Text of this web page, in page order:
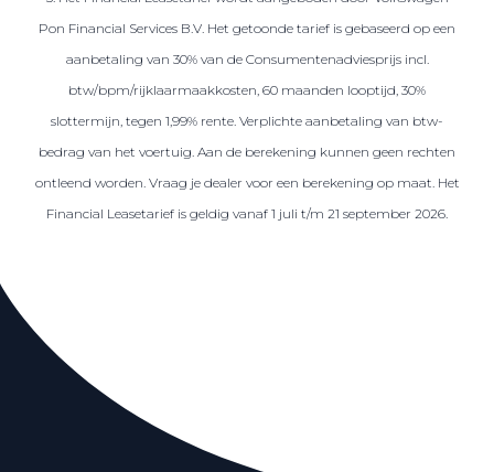
Pon Financial Services B.V. Het getoonde tarief is gebaseerd op een
aanbetaling van 30% van de Consumentenadviesprijs incl.
btw/bpm/rijklaarmaakkosten, 60 maanden looptijd, 30%
slottermijn, tegen 1,99% rente. Verplichte aanbetaling van btw-
bedrag van het voertuig. Aan de berekening kunnen geen rechten
ontleend worden. Vraag je dealer voor een berekening op maat. Het
Financial Leasetarief is geldig vanaf 1 juli t/m 21 september 2026.